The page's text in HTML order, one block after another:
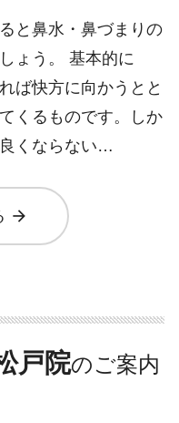
と鼻水・鼻づまりの
ょう。 基本的に
ば快方に向かうとと
くるものです。しか
くならない…
arrow_forward
戸院